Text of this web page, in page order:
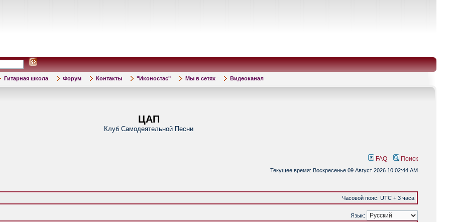
Гитарная школа Форум Контакты "Иконостас" Мы в сетях Видеоканал
ЦАП
Клуб Самодеятельной Песни
FAQ Поиск
Текущее время: Воскресенье 09 Август 2026 10:02:44 AM
Часовой пояс: UTC + 3 часа
Язык: